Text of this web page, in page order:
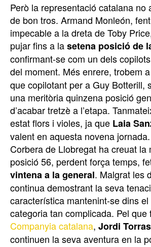
Però la representació catalana no
de bon tros. Armand Monleón,
impecable a la dreta de Toby
pujar fins a lasetena posició de
confirmant-se com un dels
del moment. Més enrere, trobem a
que copilotant per a Guy Botterill,
una meritòria quinzena posició
d’acabar tretzè a l’etapa.
estat flors i violes, ja que Laia
valent en aquesta novena
Corbera de Llobregat ha creuat la
posició 56, perdent força temps,
vintena a la general. Malgrat les
continua demostrant la seva
característica mantenint-se dins
categoria tan complicada. Pel que
Companyia catalana, Jordi
continuen la seva aventura en la